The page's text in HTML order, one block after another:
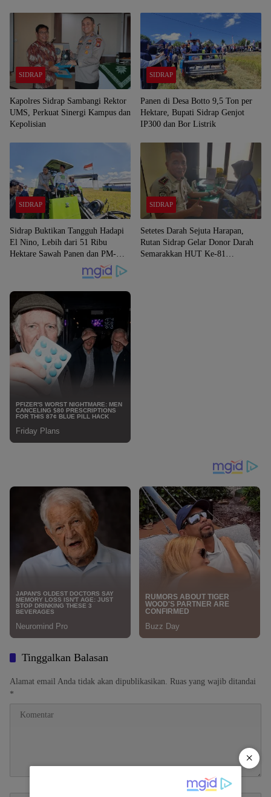
SIDRAP
Kapolres Sidrap Sambangi Rektor
UMS, Perkuat Sinergi Kampus dan
Kepolisian
SIDRAP
Panen di Desa Botto 9,5 Ton per
Hektare, Bupati Sidrap Genjot
IP300 dan Bor Listrik
SIDRAP
Sidrap Buktikan Tangguh Hadapi
El Nino, Lebih dari 51 Ribu
Hektare Sawah Panen dan PM-
SIDRAP
Setetes Darah Sejuta Harapan,
Rutan Sidrap Gelar Donor Darah
Semarakkan HUT Ke-81
Tinggalkan Balasan
Alamat email Anda tidak akan dipublikasikan.
Ruas yang wajib ditandai
*
×